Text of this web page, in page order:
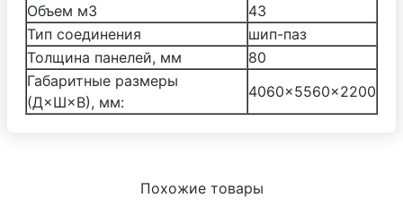
Объем м3
43
Тип соединения
шип-паз
Толщина панелей, мм
80
Габаритные размеры
(Д×Ш×В), мм:
4060×5560×2200
Похожие товары